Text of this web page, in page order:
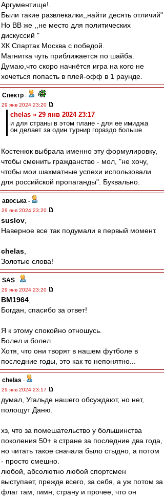
Аргументище!.
Были такие развлекалки,,найти десять отличий"
Но ВВ же ,,не место для политических
дискуссий "
ХК Спартак Москва с победой.
Магнитка чуть приближается по шайба.
Думаю,что скоро начнётся игра на кого не
хочеться попасть в плей-офф в 1 раунде.
Спектр -
29 янв 2024 23:20
chelas » 29 янв 2024 23:17
и для страны в этом плане - для ее имиджа
он делает за один турнир гораздо больше
Костенюк выбрала именно эту формулировку,
чтобы сменить гражданство - мол, "не хочу,
чтобы мои шахматные успехи использовали
для российской пропаганды". Буквально.
авоська -
29 янв 2024 23:20
suslov
Наверное все так подумали в первый момент.
chelas
Золотые слова!
SAS -
29 янв 2024 23:20
BM1964
Богдан, спасибо за ответ!
Я к этому спокойно отношусь.
Болел и болел.
Хотя, что они творят в нашем футболе в
последние годы, это как то непонятно...
chelas -
29 янв 2024 23:17
думал, Угальде нашего обсуждают, но нет,
полощут Даню.
хз, что за помешательство у большинства
поколения 50+ в стране за последние два года,
но читать такое сначала было стыдно, а потом
- просто смешно.
любой, абсолютно любой спортсмен
выступает, прежде всего, за себя, а уж потом за
флаг там, гимн, страну и прочее, что он